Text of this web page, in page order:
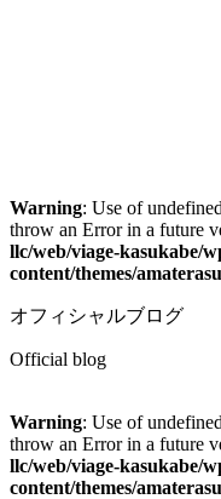
Warning: Use of
throw an Error in a future
llc/web/viage-kasukabe/
content/themes/
オフィシャルブログ
Official blog
Warning: Use of
throw an Error in a future
llc/web/viage-kasukabe/
content/themes/